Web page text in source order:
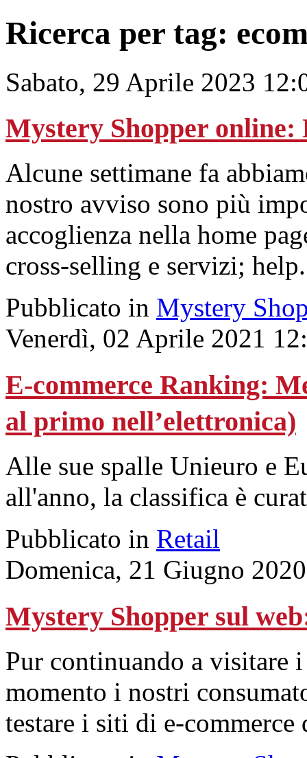
Ricerca per tag:
Sabato, 29 Aprile 2023
Mystery Shopper
Alcune settimane fa
nostro avviso sono più
accoglienza nella home
cross-selling e servizi;
Pubblicato in Mystery
Venerdì, 02 Aprile 2021
E-commerce Ranking:
al primo nell’elettronica)
Alle sue spalle Unieuro e
all'anno, la classifica è
Pubblicato in Retail
Domenica, 21 Giugno
Mystery Shopper sul
Pur continuando a visitare
momento i nostri
testare i siti di e-